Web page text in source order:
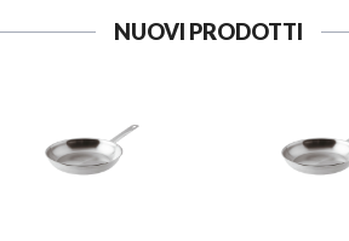
NUOVI PRODOTTI